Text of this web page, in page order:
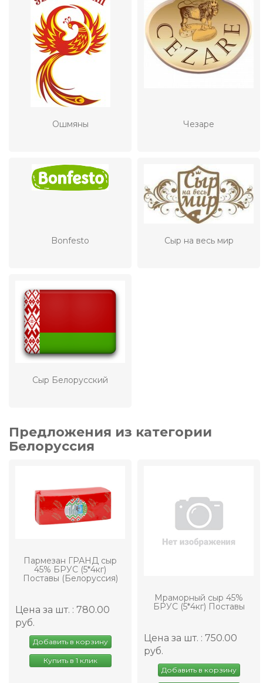
Ошмяны Чезаре
Bonfesto Сыр на весь мир
Сыр Белорусский
Предложения из категории
Белоруссия
Пармезан ГРАНД сыр
45% БРУС (5*4кг)
Поставы (Белоруссия)
Цена за шт. : 780.00
руб.
Добавить в корзину
Купить в 1 клик
Мраморный сыр 45%
БРУС (5*4кг) Поставы
Цена за шт. : 750.00
руб.
Добавить в корзину